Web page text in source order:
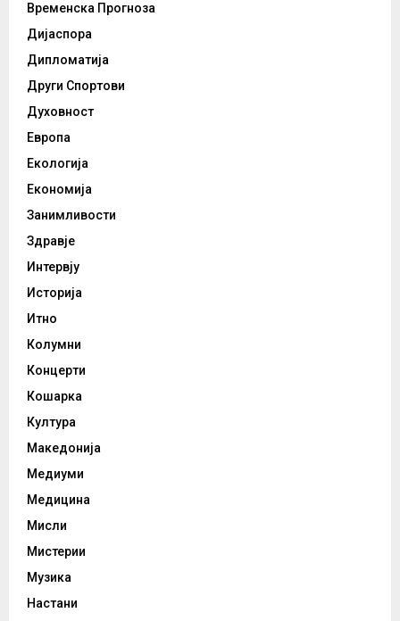
Временска Прогноза
Дијаспора
Дипломатија
Други Спортови
Духовност
Европа
Екологија
Економија
Занимливости
Здравје
Интервју
Историја
Итно
Колумни
Концерти
Кошарка
Култура
Македонија
Медиуми
Медицина
Мисли
Мистерии
Музика
Настани